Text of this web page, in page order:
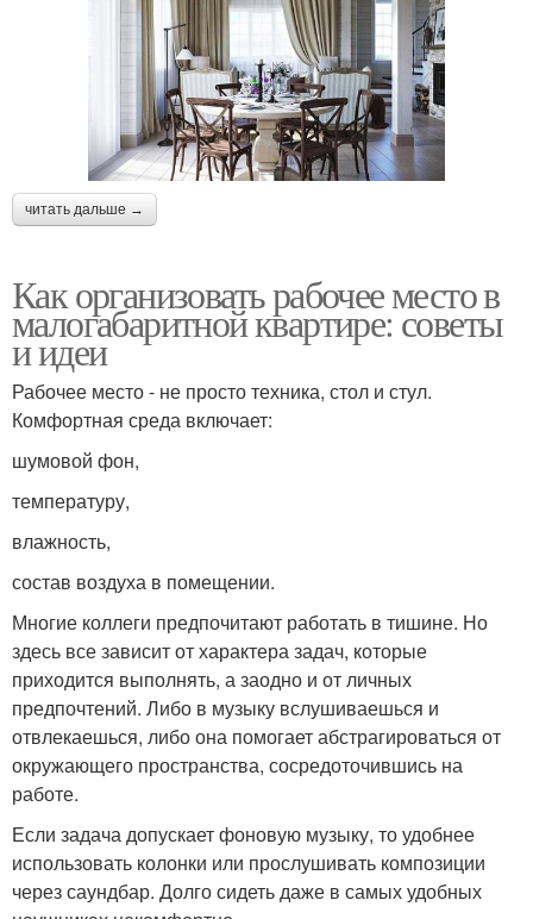
читать дальше →
Как организовать рабочее место в
малогабаритной квартире: советы
и идеи
Рабочее место - не просто техника, стол и стул.
Комфортная среда включает:
шумовой фон,
температуру,
влажность,
состав воздуха в помещении.
Многие коллеги предпочитают работать в тишине. Но
здесь все зависит от характера задач, которые
приходится выполнять, а заодно и от личных
предпочтений. Либо в музыку вслушиваешься и
отвлекаешься, либо она помогает абстрагироваться от
окружающего пространства, сосредоточившись на
работе.
Если задача допускает фоновую музыку, то удобнее
использовать колонки или прослушивать композиции
через саундбар. Долго сидеть даже в самых удобных